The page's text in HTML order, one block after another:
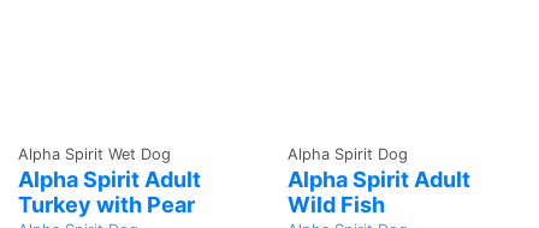
Alpha Spirit Wet Dog
Alpha Spirit Adult
Turkey with Pear
Alpha Spirit Dog
Alpha Spirit Adult
Wild Fish